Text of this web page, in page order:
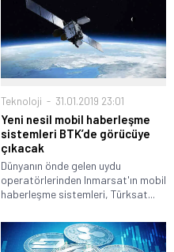
Teknoloji 31.01.2019 23:01
Yeni nesil mobil haberleşme
sistemleri BTK’de görücüye
çıkacak
Dünyanın önde gelen uydu
operatörlerinden Inmarsat'ın mobil
haberleşme sistemleri, Türksat...